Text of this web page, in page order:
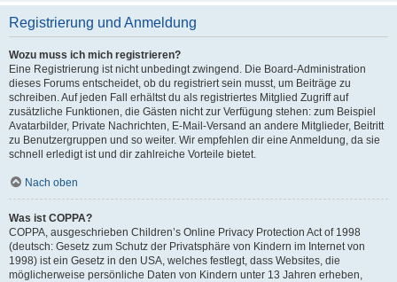
Registrierung und Anmeldung
Wozu muss ich mich registrieren?
Eine Registrierung ist nicht unbedingt zwingend. Die Board-Administration
dieses Forums entscheidet, ob du registriert sein musst, um Beiträge zu
schreiben. Auf jeden Fall erhältst du als registriertes Mitglied Zugriff auf
zusätzliche Funktionen, die Gästen nicht zur Verfügung stehen: zum Beispiel
Avatarbilder, Private Nachrichten, E-Mail-Versand an andere Mitglieder, Beitritt
zu Benutzergruppen und so weiter. Wir empfehlen dir eine Anmeldung, da sie
schnell erledigt ist und dir zahlreiche Vorteile bietet.
Nach oben
Was ist COPPA?
COPPA, ausgeschrieben Children’s Online Privacy Protection Act of 1998
(deutsch: Gesetz zum Schutz der Privatsphäre von Kindern im Internet von
1998) ist ein Gesetz in den USA, welches festlegt, dass Websites, die
möglicherweise persönliche Daten von Kindern unter 13 Jahren erheben,